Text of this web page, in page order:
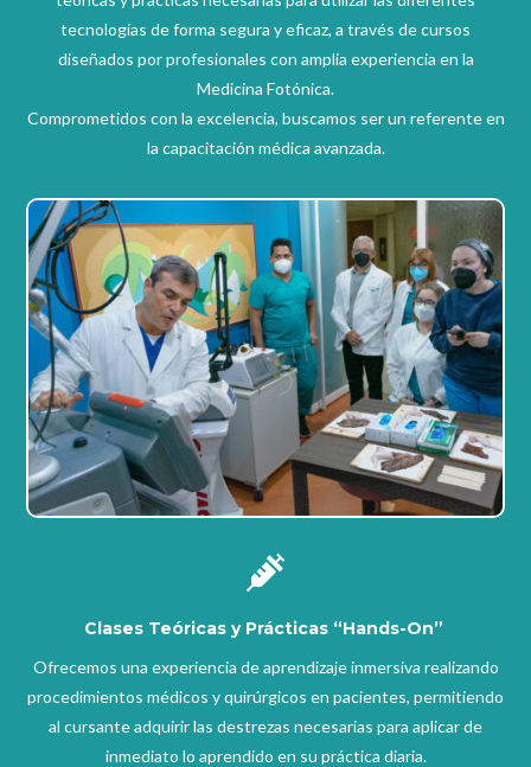
tecnologías de forma segura y eficaz, a través de cursos
diseñados por profesionales con amplia experiencia en la
Medicina Fotónica.
Comprometidos con la excelencia, buscamos ser un referente en
la capacitación médica avanzada.

Clases Teóricas y Prácticas “Hands-On”
Ofrecemos una experiencia de aprendizaje inmersiva realizando
procedimientos médicos y quirúrgicos en pacientes, permitiendo
al cursante adquirir las destrezas necesarias para aplicar de
inmediato lo aprendido en su práctica diaria.